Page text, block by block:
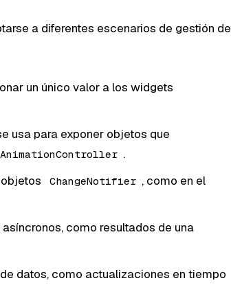
a diferentes escenarios de gestión de
un único valor a los widgets
usa para exponer objetos que
AnimationController .
ChangeNotifier , como en el
como resultados de una
datos, como actualizaciones en tiempo